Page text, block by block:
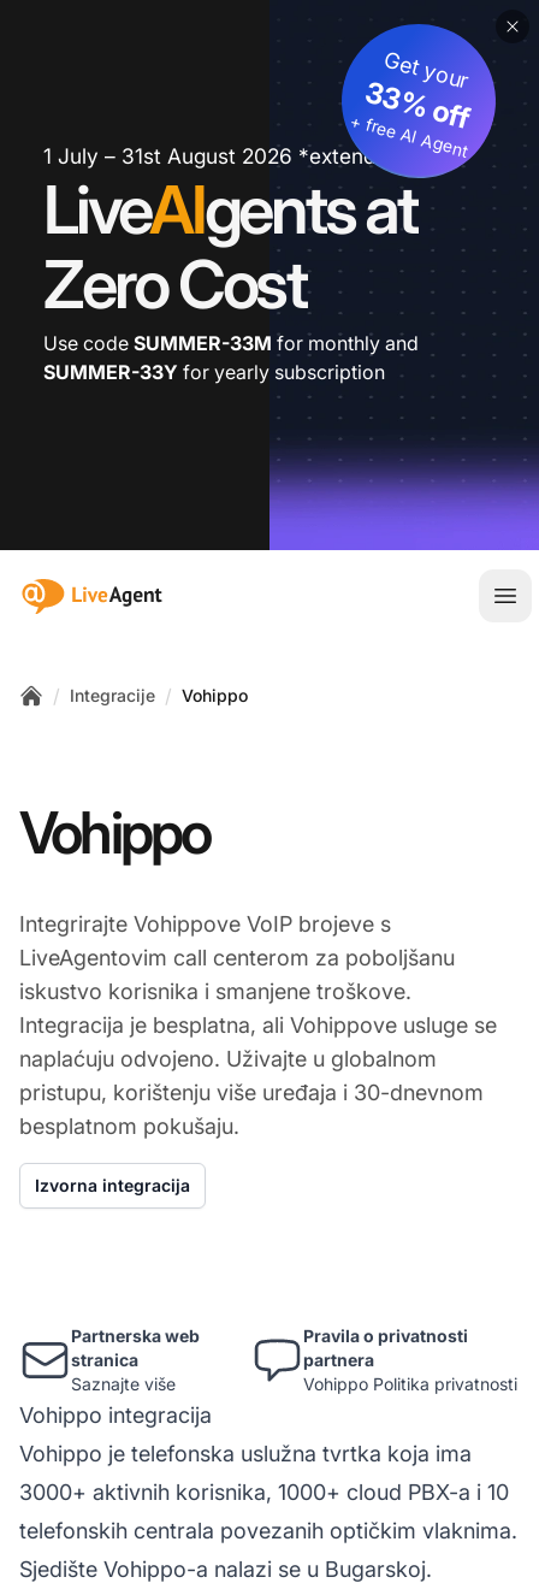
1 July – 31st August 2026 *extended
LiveAIgents at
Zero Cost
Get your
33% off
+ free AI Agent
Use code SUMMER-33M for monthly and
SUMMER-33Y for yearly subscription
:site.title
/ Integracije / Vohippo
Vohippo
Integrirajte Vohippove VoIP brojeve s
LiveAgentovim call centerom za poboljšanu
iskustvo korisnika i smanjene troškove.
Integracija je besplatna, ali Vohippove usluge se
naplaćuju odvojeno. Uživajte u globalnom
pristupu, korištenju više uređaja i 30-dnevnom
besplatnom pokušaju.
Izvorna integracija
Partnerska web
stranica
Saznajte više
Pravila o privatnosti
partnera
Vohippo Politika privatnosti
Vohippo integracija
Vohippo je telefonska uslužna tvrtka koja ima
3000+ aktivnih korisnika, 1000+ cloud PBX-a i 10
telefonskih centrala povezanih optičkim vlaknima.
Sjedište Vohippo-a nalazi se u Bugarskoj.